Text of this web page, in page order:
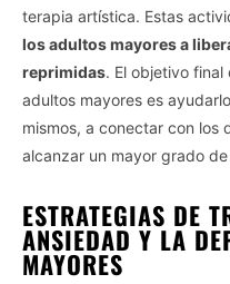
terapia artística. Estas
los adultos mayores a
reprimidas. El objetivo
adultos mayores es
mismos, a conectar con los
alcanzar un mayor grado
ESTRATEGIAS DE
ANSIEDAD Y LA
MAYORES